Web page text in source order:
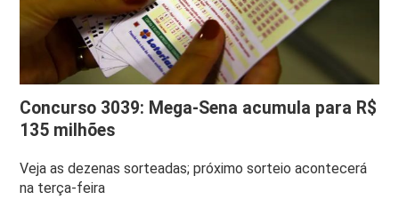
Concurso 3039: Mega-Sena acumula para R$
135 milhões
Veja as dezenas sorteadas; próximo sorteio acontecerá
na terça-feira